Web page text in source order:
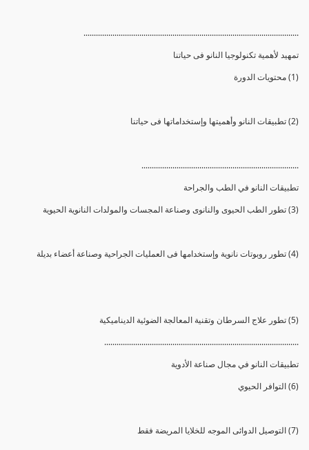
........................................................................................................
تمهيد لأهمية تكنولوجيا النانو فى حياتنا
(1) محتويات الدورة
(2) تطبيقات النانو وأهميتها وإستخداماتها فى حياتنا
............................................................................
تطبيقات النانو في الطب والجراحة
(3) تطور الطب الحيوى والنانوى وصناعة المجسات والمولدات النانوية الحيوية
(4) تطور روبوتات نانوية وإستخدامها فى العمليات الجراحية وصناعة أعضاء بديلة
(5) تطور علاج السرطان وتقنية المعالجة الضوئية الديناميكية
..............................................................................................
تطبيقات النانو في مجال صناعة الأدوية
(6) التوافر الحيوي
(7) التوصيل الدوائى الموجه للخلايا المريضة فقط